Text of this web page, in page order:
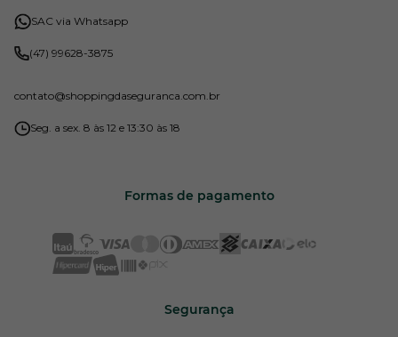
SAC via Whatsapp
(47) 99628-3875
contato@shoppingdaseguranca.com.br
Seg. a sex. 8 às 12 e 13:30 às 18
Formas de pagamento
Segurança